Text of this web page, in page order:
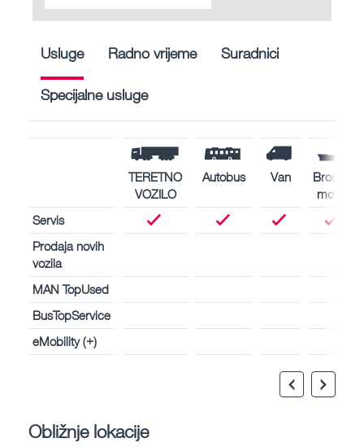
Usluge Radno vrijeme Suradnici
Specijalne usluge
TERETNO
VOZILO
Autobus Van
Brodski
motori
Servis
Prodaja novih
vozila
MAN TopUsed
BusTopService
eMobility (+)
Obližnje lokacije